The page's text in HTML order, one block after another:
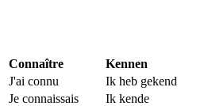
Connaître
Kennen
J'ai connu
Ik heb gekend
Je connaissais
Ik kende